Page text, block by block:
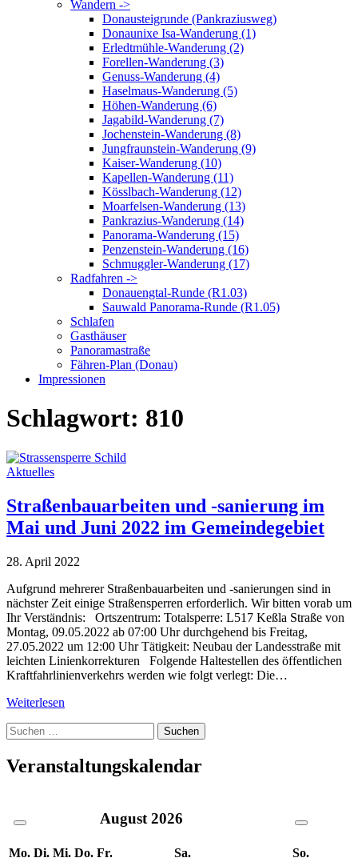
Wandern ->
Donausteigrunde (Pankraziusweg)
Donaunixe Isa-Wanderung (1)
Erledtmühle-Wanderung (2)
Forellen-Wanderung (3)
Genuss-Wanderung (4)
Haselmaus-Wanderung (5)
Höhen-Wanderung (6)
Jagabild-Wanderung (7)
Jochenstein-Wanderung (8)
Jungfraunstein-Wanderung (9)
Kaiser-Wanderung (10)
Kapellen-Wanderung (11)
Kösslbach-Wanderung (12)
Moarfelsen-Wanderung (13)
Pankrazius-Wanderung (14)
Panorama-Wanderung (15)
Penzenstein-Wanderung (16)
Schmuggler-Wanderung (17)
Radfahren ->
Donauengtal-Runde (R1.03)
Sauwald Panorama-Runde (R1.05)
Schlafen
Gasthäuser
Panoramastraße
Fähren-Plan (Donau)
Impressionen
Schlagwort: 810
Aktuelles
Straßenbauarbeiten und -sanierung im
Mai und Juni 2022 im Gemeindegebiet
28. April 2022
Aufgrund mehrerer Straßenbauarbeiten und -sanierungen sind in
nächster Zeit einige Straßensperren erforderlich. Wir bitten vorab um
Ihr Verständnis: Ortszentrum: Totalsperre: L517 Keßla Straße von
Montag, 09.05.2022 ab 07:00 Uhr durchgehend bis Freitag,
27.05.2022 um 12:00 Uhr Tätigkeit: Neubau der Landesstraße mit
leichten Linienkorrekturen Folgende Haltestellen des öffentlichen
Kraftfahrlinienverkehrs werden wie folgt verlegt: Die…
Weiterlesen
Suche
nach:
Veranstaltungskalendar
August 2026
Mo. Di. Mi. Do. Fr. Sa.
So.